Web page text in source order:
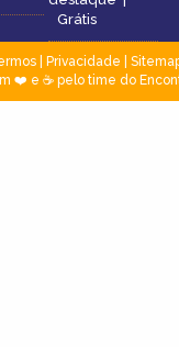
Grátis
| Privacidade
❤️ e ☕ pelo time do